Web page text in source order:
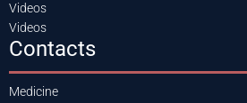
Videos
Videos
Contacts
Medicine